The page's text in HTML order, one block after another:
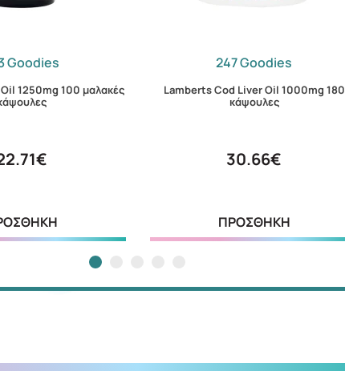
Goodies
1250mg 100 μαλακές
247 Goodies
Lamberts Cod Liver Oil 1000mg 180
κάψουλες
30.66€
ΠΡΟΣΘΗΚΗ